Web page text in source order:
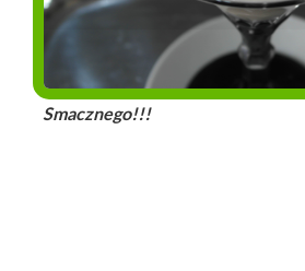
Smacznego!!!